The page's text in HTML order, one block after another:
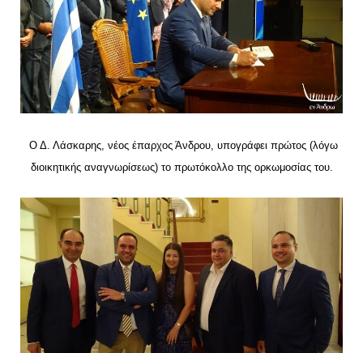
Ο Δ. Λάσκαρης, νέος έπαρχος Άνδρου, υπογράφει πρώτος (λόγω
διοικητικής αναγνωρίσεως) το πρωτόκολλο της ορκωμοσίας του.